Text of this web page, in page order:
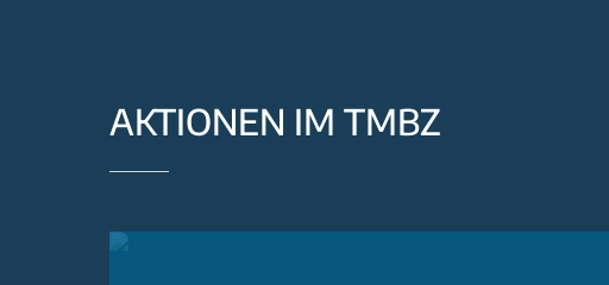
AKTIONEN IM TMBZ